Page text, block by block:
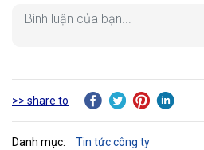
>> share to
Danh mục: Tin tức công ty